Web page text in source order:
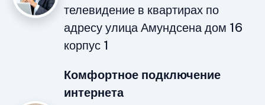
телевидение в квартирах по
адресу улица Амундсена дом 16
корпус 1
Комфортное подключение
интернета